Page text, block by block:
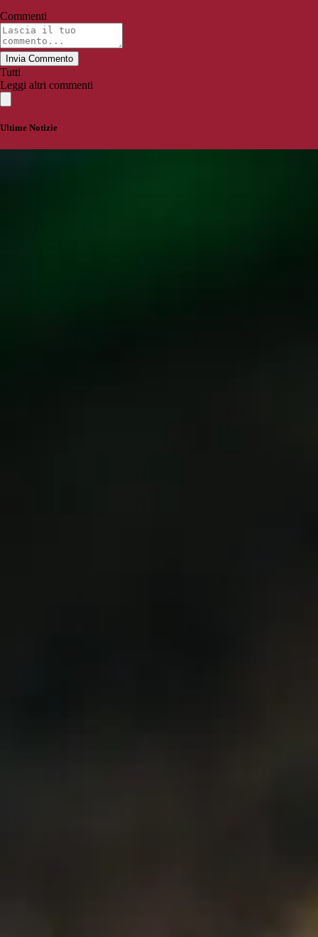
Commenti
Invia Commento
Tutti
Leggi altri commenti
Ultime Notizie